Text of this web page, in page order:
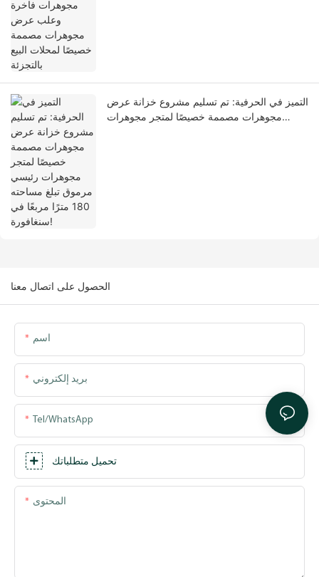
التميز في الحرفية: تم تسليم مشروع خزانة عرض
مجوهرات مصممة خصيصًا لمتجر مجوهرات
الحصول على اتصال معنا
اسم
بريد إلكتروني
Tel/WhatsApp
تحميل متطلباتك
المحتوى